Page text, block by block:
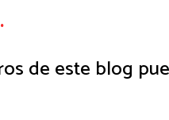
de este blog